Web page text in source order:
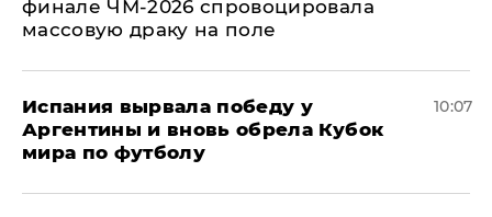
финале ЧМ-2026 спровоцировала
массовую драку на поле
Испания вырвала победу у
Аргентины и вновь обрела Кубок
мира по футболу
10:07